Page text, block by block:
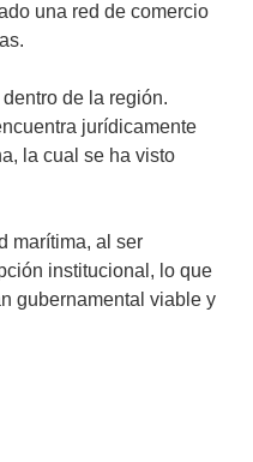
una red de comercio
de la región.
jurídicamente
la cual se ha visto
marítima, al ser
institucional, lo que
gubernamental viable y